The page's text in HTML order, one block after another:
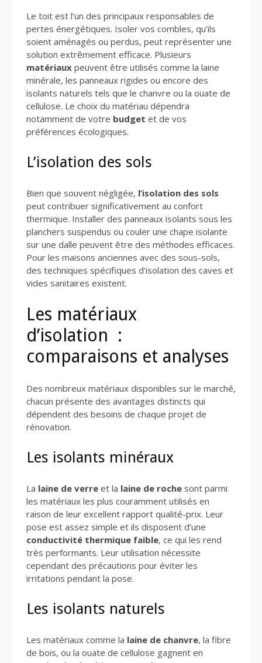
Le toit est l’un des principaux responsables de
pertes énergétiques. Isoler vos combles, qu’ils
soient aménagés ou perdus, peut représenter une
solution extrêmement efficace. Plusieurs
matériaux peuvent être utilisés comme la laine
minérale, les panneaux rigides ou encore des
isolants naturels tels que le chanvre ou la ouate de
cellulose. Le choix du matériau dépendra
notamment de votre budget et de vos
préférences écologiques.
L’isolation des sols
Bien que souvent négligée, l’isolation des sols
peut contribuer significativement au confort
thermique. Installer des panneaux isolants sous les
planchers suspendus ou couler une chape isolante
sur une dalle peuvent être des méthodes efficaces.
Pour les maisons anciennes avec des sous-sols,
des techniques spécifiques d’isolation des caves et
vides sanitaires existent.
Les matériaux
d’isolation :
comparaisons et analyses
Des nombreux matériaux disponibles sur le marché,
chacun présente des avantages distincts qui
dépendent des besoins de chaque projet de
rénovation.
Les isolants minéraux
La laine de verre et la laine de roche sont parmi
les matériaux les plus couramment utilisés en
raison de leur excellent rapport qualité-prix. Leur
pose est assez simple et ils disposent d’une
conductivité thermique faible, ce qui les rend
très performants. Leur utilisation nécessite
cependant des précautions pour éviter les
irritations pendant la pose.
Les isolants naturels
Les matériaux comme la laine de chanvre, la fibre
de bois, ou la ouate de cellulose gagnent en